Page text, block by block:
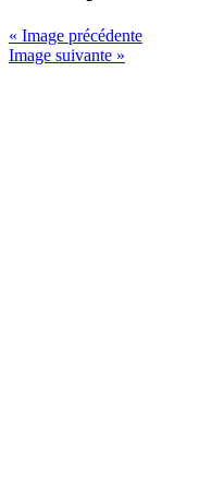
« Image précédente
Image suivante »